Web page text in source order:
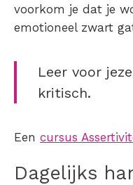
voorkom je dat je
emotioneel zwart
Leer voor
kritisch.
Een cursus
Dagelijks